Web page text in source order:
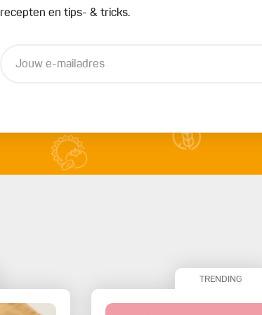
recepten en tips- & tricks.
TRENDING